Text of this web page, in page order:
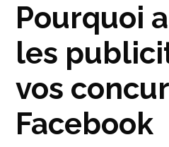
Pourquoi
les
vos
Facebook